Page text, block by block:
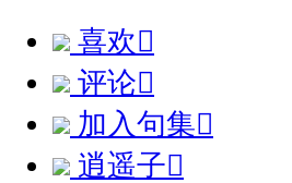
喜欢
评论
加入句集
逍遥子